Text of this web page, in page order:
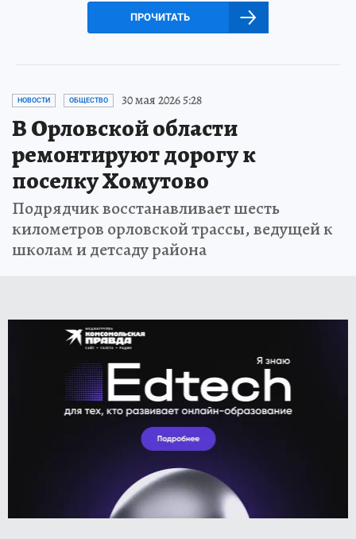
ПРОЧИТАТЬ
НОВОСТИ ОБЩЕСТВО 30 мая 2026 5:28
В Орловской области
ремонтируют дорогу к
поселку Хомутово
Подрядчик восстанавливает шесть
километров орловской трассы, ведущей к
школам и детсаду района